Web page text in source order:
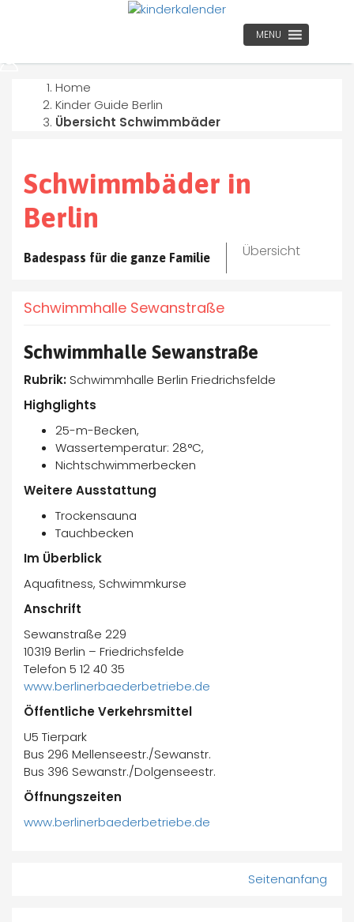
MENU
Home
Kinder Guide Berlin
Übersicht Schwimmbäder
Schwimmbäder in
Berlin
Badespass für die ganze Familie Übersicht
Schwimmhalle Sewanstraße
Schwimmhalle Sewanstraße
Rubrik: Schwimmhalle Berlin Friedrichsfelde
Highglights
25-m-Becken,
Wassertemperatur: 28°C,
Nichtschwimmerbecken
Weitere Ausstattung
Trockensauna
Tauchbecken
Im Überblick
Aquafitness, Schwimmkurse
Anschrift
Sewanstraße 229
10319 Berlin – Friedrichsfelde
Telefon 5 12 40 35
www.berlinerbaederbetriebe.de
Öffentliche Verkehrsmittel
U5 Tierpark
Bus 296 Mellenseestr./Sewanstr.
Bus 396 Sewanstr./Dolgenseestr.
Öffnungszeiten
www.berlinerbaederbetriebe.de
Seitenanfang